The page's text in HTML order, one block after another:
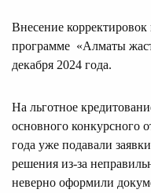
Внесение
программе «Алматы
декабря 2024 года.
На льготное
основного конкурсного
года уже подавали
решения из-за
неверно оформили